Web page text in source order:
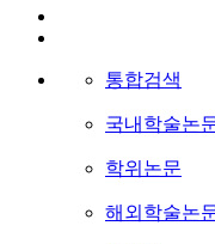
통합검색
국내학술논
학위논문
해외학술논